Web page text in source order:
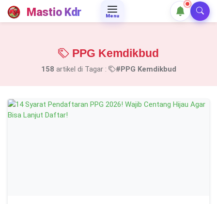
Mastio Kdr Menu
PPG Kemdikbud
158 artikel di Tagar : #PPG Kemdikbud